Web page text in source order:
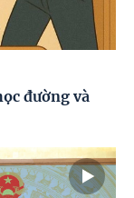
đường và